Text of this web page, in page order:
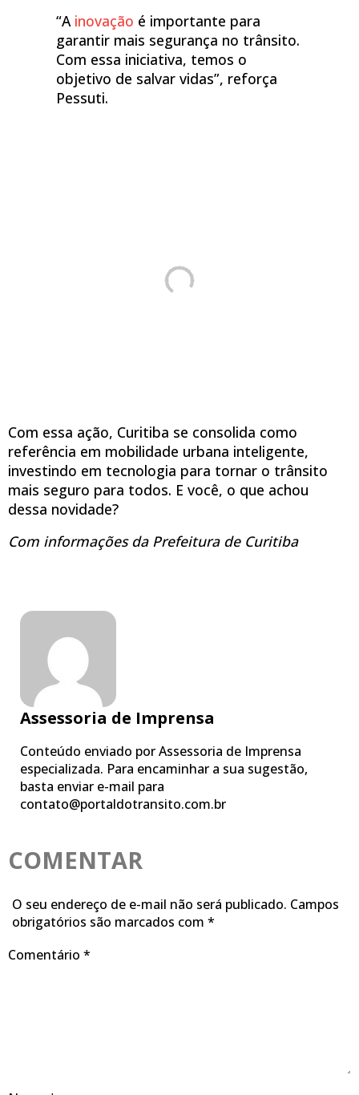
“A inovação é importante para
garantir mais segurança no trânsito.
Com essa iniciativa, temos o
objetivo de salvar vidas”, reforça
Pessuti.
Com essa ação, Curitiba se consolida como
referência em mobilidade urbana inteligente,
investindo em tecnologia para tornar o trânsito
mais seguro para todos. E você, o que achou
dessa novidade?
Com informações da Prefeitura de Curitiba
Assessoria de Imprensa
Conteúdo enviado por Assessoria de Imprensa
especializada. Para encaminhar a sua sugestão,
basta enviar e-mail para
contato@portaldotransito.com.br
COMENTAR
O seu endereço de e-mail não será publicado. Campos
obrigatórios são marcados com *
Comentário *